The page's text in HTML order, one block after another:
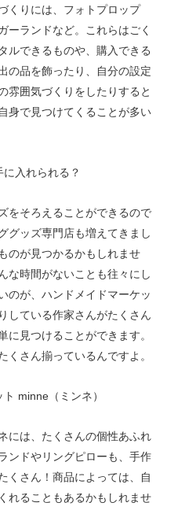
くりには、フォトプロップ
ーランドなど。これらはごく
ルできるものや、購入できる
の品を飾ったり、自分の設定
雰囲気づくりをしたりすると
身で見つけてくることが多い
入れられる？
をそろえることができるので
グッズ専門店も増えてきまし
のが見つかるかもしれませ
な時間がないことも往々にし
のが、ハンドメイドマーケッ
している作家さんがたくさん
に見つけることができます。
くさん揃っているんですよ。
minne（ミンネ）
には、たくさんの個性あふれ
ンドやリングピローも、手作
くさん！商品によっては、自
れることもあるかもしれませ